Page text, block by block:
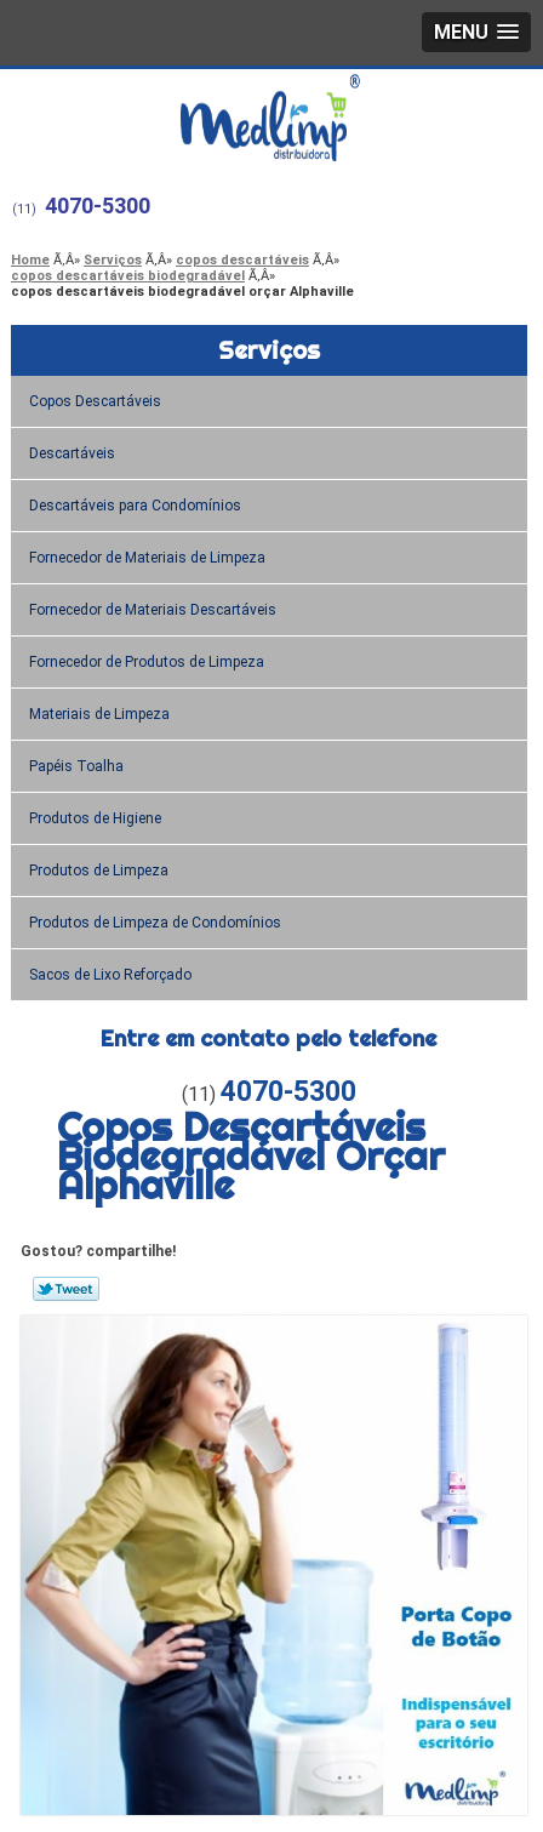
MENU
(11) 4070-5300
Home Serviços
copos descartáveis
copos descartáveis biodegradável
copos descartáveis biodegradável orçar Alphaville
Serviços
Copos Descartáveis
Descartáveis
Descartáveis para Condomínios
Fornecedor de Materiais de Limpeza
Fornecedor de Materiais Descartáveis
Fornecedor de Produtos de Limpeza
Materiais de Limpeza
Papéis Toalha
Produtos de Higiene
Produtos de Limpeza
Produtos de Limpeza de Condomínios
Sacos de Lixo Reforçado
Entre em contato pelo telefone
(11) 4070-5300
Copos Descartáveis
Biodegradável Orçar
Alphaville
Gostou? compartilhe!